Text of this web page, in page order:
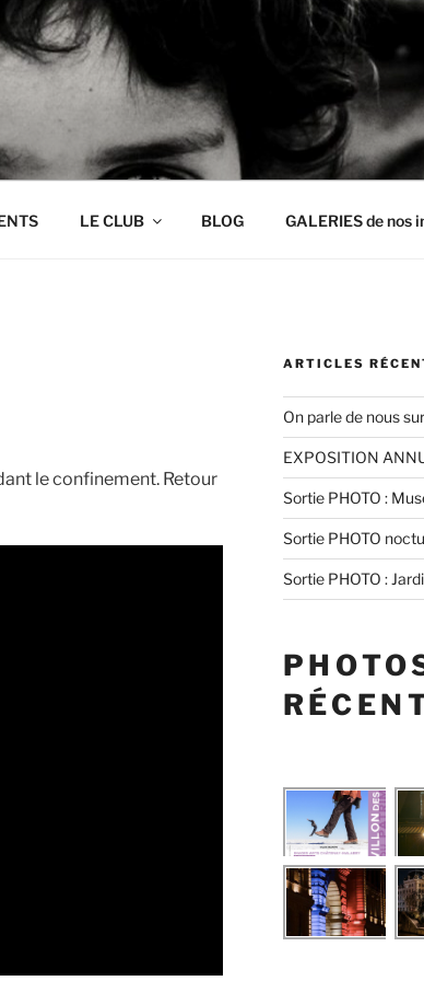
LE CLUB BLOG GALERIES de nos
le confinement. Retour
ARTICLES
On parle de nous
EXPOSITION
Sortie PHOTO :
Sortie PHOTO
Sortie PHOTO :